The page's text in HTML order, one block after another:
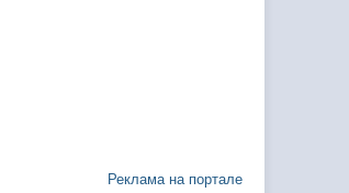
Реклама на портале